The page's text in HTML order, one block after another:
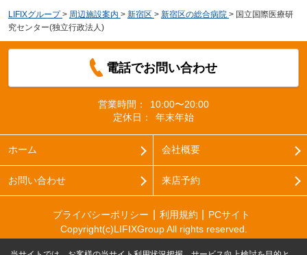
LIFIXグループ > 周辺施設案内 > 新宿区 > 新宿区の総合病院 > 国立国際医療研
究センター(独立行政法人)
電話でお問い合わせ
営業時間：
10:00〜20:00
定休日：
年末年始
ホーム 会社概要
お問い合わせ 来店予約
プライバシーポリシー 利用規約
PCサイト
Copyright(c)LIFIXGroup All rights reserved.